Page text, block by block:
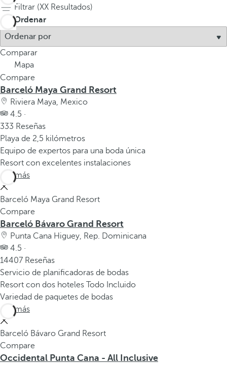
Filtrar (XX Resultados)
Ordenar
Comparar
Mapa
Compare
Barceló Maya Grand Resort
Riviera Maya, Mexico
4.5 ·
333 Reseñas
Playa de 2,5 kilómetros
Equipo de expertos para una boda única
Resort con excelentes instalaciones
Ver más
Barceló Maya Grand Resort
Compare
Barceló Bávaro Grand Resort
Punta Cana Higuey, Rep. Dominicana
4.5 ·
14407 Reseñas
Servicio de planificadoras de bodas
Resort con dos hoteles Todo Incluido
Variedad de paquetes de bodas
Ver más
Barceló Bávaro Grand Resort
Compare
Occidental Punta Cana - All Inclusive